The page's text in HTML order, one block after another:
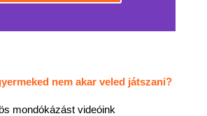
nem akar veled játszani?
mondókázást videóink